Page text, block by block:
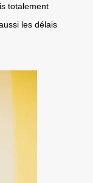
totalement
les délais